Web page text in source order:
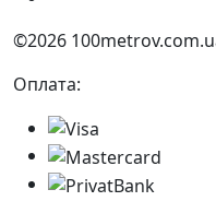
©2026
Оплата: